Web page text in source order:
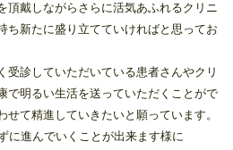
頂戴しながらさらに活気あふれるクリニ
ち新たに盛り立てていければと思ってお
受診していただいている患者さんやクリ
で明るい生活を送っていただくことがで
せて精進していきたいと願っています。
に進んでいくことが出来ます様に